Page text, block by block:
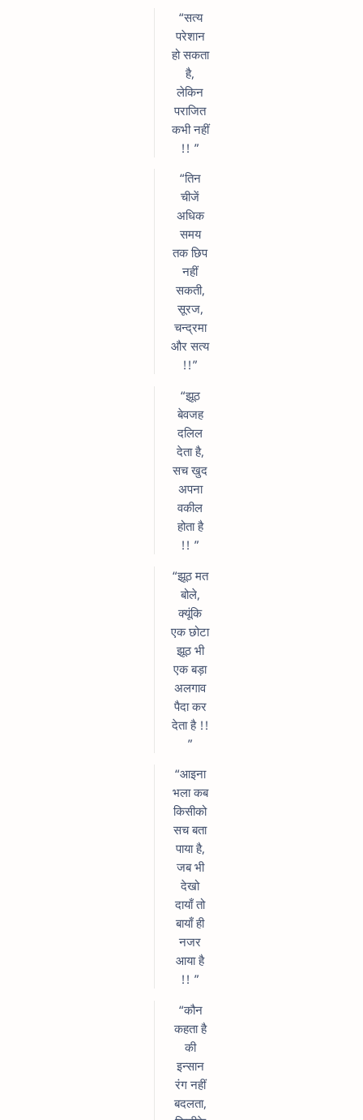
“सत्य
परेशान
हो सकता
है,
लेकिन
पराजित
कभी नहीं
!! ”
“तिन
चीजें
अधिक
समय
तक छिप
नहीं
सकती,
सूरज,
चन्द्रमा
और सत्य
!!”
“झूठ
बेवजह
दलिल
देता है,
सच खुद
अपना
वकील
होता है
!! ”
“झूठ मत
बोले,
क्यूंकि
एक छोटा
झूठ भी
एक बड़ा
अलगाव
पैदा कर
देता है !!
”
“आइना
भला कब
किसीको
सच बता
पाया है,
जब भी
देखो
दायाँ तो
बायाँ ही
नजर
आया है
!! ”
“कौन
कहता है
की
इन्सान
रंग नहीं
बदलता,